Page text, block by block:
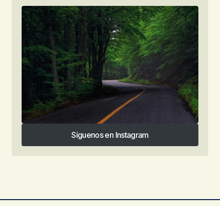
Síguenos en Instagram
Síguenos en Instagram